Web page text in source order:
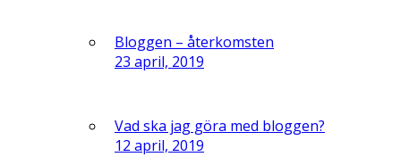
Bloggen – återkomsten
23 april, 2019
Vad ska jag göra med bloggen?
12 april, 2019